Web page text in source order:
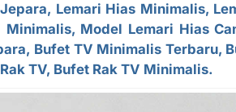
Lemari Hias Minimalis,
Model Lemari Hias
Bufet TV Minimalis Terbaru,
TV, Bufet Rak TV Minimalis.